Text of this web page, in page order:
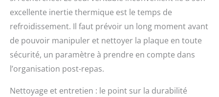
excellente inertie thermique est le temps de
refroidissement. Il faut prévoir un long moment avant
de pouvoir manipuler et nettoyer la plaque en toute
sécurité, un paramètre à prendre en compte dans
l’organisation post-repas.
Nettoyage et entretien : le point sur la durabilité